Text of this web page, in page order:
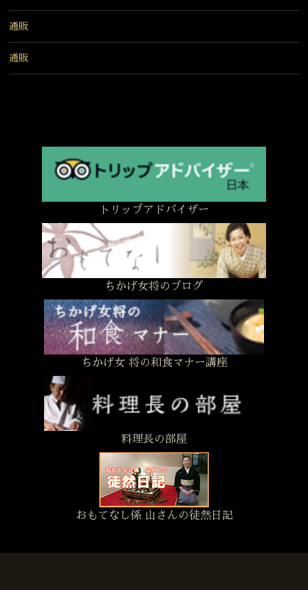
通販
通販
トリップアドバイザー
ちかげ女将のブログ
ちかげ女 将の和食マナー講座
料理長の部屋
おもてなし係 山さんの徒然日記